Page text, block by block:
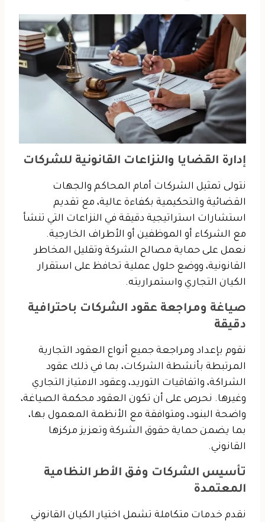
إدارة القضايا والنزاعات القانونية للشركات
نتولى تمثيل الشركات أمام المحاكم والجهات
القضائية والتحكيمية بكفاءة عالية، مع تقديم
استشارات استراتيجية دقيقة في النزاعات التي تنشأ
مع الشركاء أو الموظفين أو الأطراف الخارجية.
نعمل على حماية مصالح الشركة وتقليل المخاطر
القانونية، ووضع حلول عملية تحافظ على استقرار
الكيان التجاري واستمراريته.
صياغة ومراجعة عقود الشركات باحترافية
دقيقة
نقوم بإعداد ومراجعة جميع أنواع العقود التجارية
المرتبطة بأنشطة الشركات، بما في ذلك عقود
الشراكة، واتفاقيات التوريد، وعقود الامتياز التجاري
وغيرها. نحرص على أن تكون العقود محكمة الصياغة،
واضحة البنود، ومتوافقة مع الأنظمة المعمول بها،
بما يضمن حماية حقوق الشركة وتعزيز مركزها
القانوني.
تأسيس الشركات وفق الأطر النظامية
المعتمدة
نقدم خدمات متكاملة تشمل اختيار الكيان القانوني